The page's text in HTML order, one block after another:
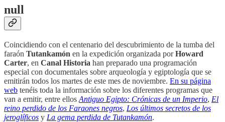
null
Coincidiendo con el centenario del descubrimiento de la tumba del
faraón Tutankamón en la expedición organizada porHoward
Carter, en Canal Historia han preparado una programación
especial con documentales sobre arqueología y egiptología que se
emitirán todos los martes de este mes de noviembre. En su página
web tenéis toda la información sobre los diferentes programas que
van a emitir, entre ellos Antiguo Egipto: Crónicas de un Imperio, El
reino perdido de los Faraones negros, Los últimos secretos de los
jeroglíficos y La gema perdida de Tutankamón.